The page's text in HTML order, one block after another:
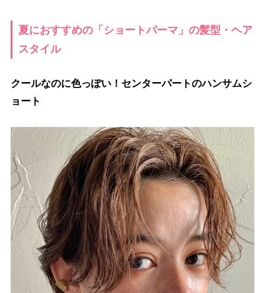
夏におすすめの「ショートパーマ」の髪型・ヘア
スタイル
クールなのに色っぽい！センターパートのハンサムシ
ョート